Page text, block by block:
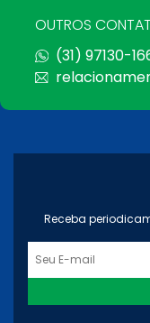
OUTROS
(31) 97130-
Receba